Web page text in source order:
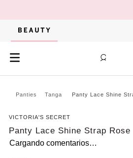
Panties Tanga Panty Lace Shine
VICTORIA'S SECRET
Panty Lace Shine Strap Rose
Cargando comentarios…